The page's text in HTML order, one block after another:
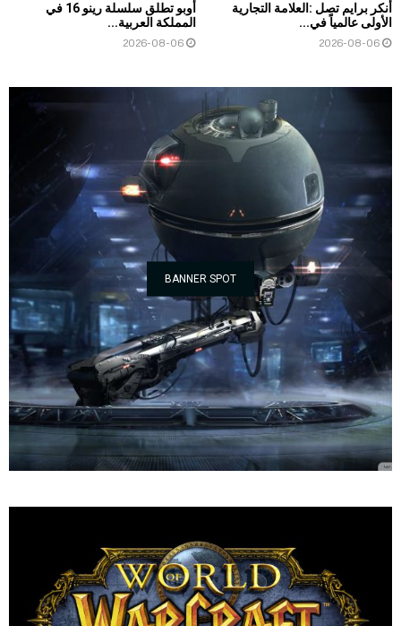
أنكر برايم تصل :العلامة التجارية
الأولى عالمياً في...
2026-08-06
أوبو تطلق سلسلة رينو 16 في
المملكة العربية...
2026-08-06
BANNER SPOT